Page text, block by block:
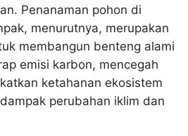
Penanaman pohon di
menurutnya, merupakan
membangun benteng alami
emisi karbon, mencegah
ketahanan ekosistem
perubahan iklim dan